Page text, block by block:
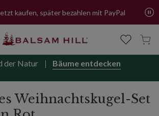
kaufen, später bezahlen mit PayPal
der Natur Bäume entdecken
Weihnachtskugel-Set